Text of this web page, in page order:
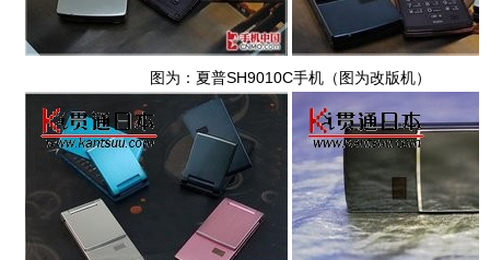
图为：夏普SH9010C手机（图为改版机）